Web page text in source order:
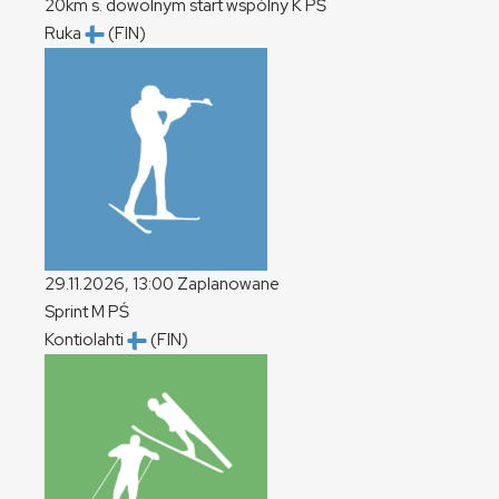
20km s. dowolnym start wspólnyKPŚ
Ruka
(FIN)
29.11.2026, 13:00 Zaplanowane
SprintM PŚ
Kontiolahti
(FIN)